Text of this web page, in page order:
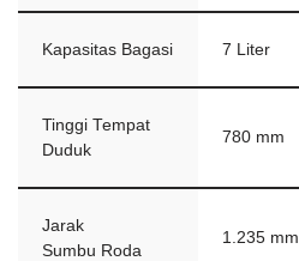
Kapasitas Bagasi 7 Liter
Tinggi Tempat
Duduk
780 mm
Jarak
Sumbu Roda
1.235 mm